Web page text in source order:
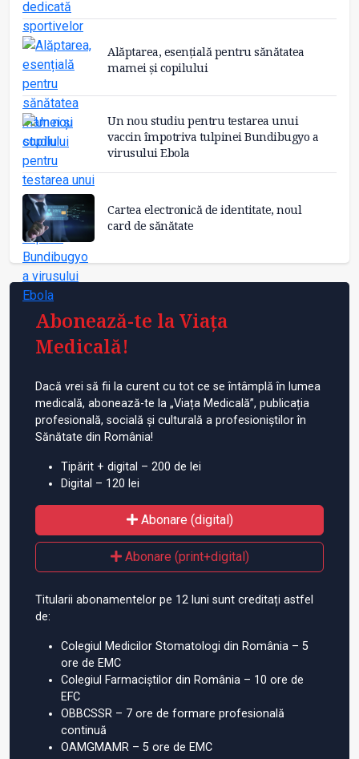
Alăptarea, esențială pentru sănătatea
mamei și copilului
Un nou studiu pentru testarea unui
vaccin împotriva tulpinei Bundibugyo a
virusului Ebola
Cartea electronică de identitate, noul
card de sănătate
Abonează-te la Viața
Medicală!
Dacă vrei să fii la curent cu tot ce se întâmplă în lumea
medicală, abonează-te la „Viața Medicală”, publicația
profesională, socială și culturală a profesioniștilor în
Sănătate din România!
Tipărit + digital – 200 de lei
Digital – 120 lei
Abonare (digital)
Abonare (print+digital)
Titularii abonamentelor pe 12 luni sunt creditați astfel
de:
Colegiul Medicilor Stomatologi din România – 5
ore de EMC
Colegiul Farmaciștilor din România – 10 ore de
EFC
OBBCSSR – 7 ore de formare profesională
continuă
OAMGMAMR – 5 ore de EMC